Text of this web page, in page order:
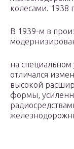
колесами. 1938
В 1939-м в
на
отличался
высокой
формы,